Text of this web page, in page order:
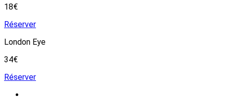
18€
Réserver
London Eye
34€
Réserver